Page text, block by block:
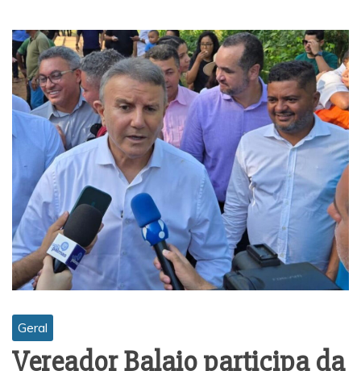
Geral
Vereador Balaio participa da